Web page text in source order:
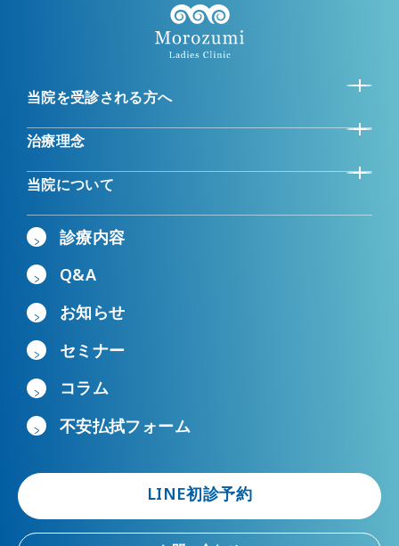
当院を受診される方へ
治療理念
当院について
診療内容
Q&A
お知らせ
セミナー
コラム
不安払拭フォーム
LINE初診予約